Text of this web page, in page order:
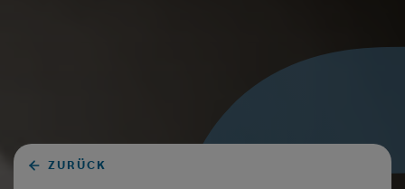
ZURÜCK